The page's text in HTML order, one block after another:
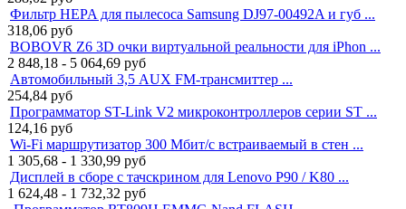
Фильтр HEPA для пылесоса Samsung DJ97-00492A и губ ...
318,06 руб
BOBOVR Z6 3D очки виртуальной реальности для iPhon ...
2 848,18 - 5 064,69 руб
Автомобильный 3,5 AUX FM-трансмиттер ...
254,84 руб
Программатор ST-Link V2 микроконтроллеров серии ST ...
124,16 руб
Wi-Fi маршрутизатор 300 Мбит/с встраиваемый в стен ...
1 305,68 - 1 330,99 руб
Дисплей в сборе с тачскрином для Lenovo P90 / K80 ...
1 624,48 - 1 732,32 руб